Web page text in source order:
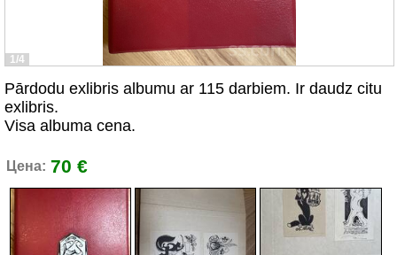
1/4
Pārdodu exlibris albumu ar 115 darbiem. Ir daudz citu
exlibris.
Visa albuma cena.
Цена: 70 €